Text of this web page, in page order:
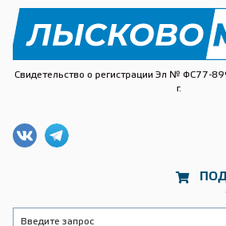
Свидетельство о регистрации Эл № ФС77-
г.